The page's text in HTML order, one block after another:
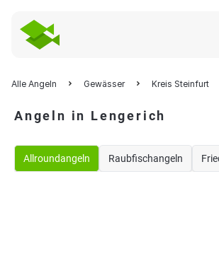
Alle Angeln Gewässer Kreis Steinfurt
Angeln in Lengerich
Allroundangeln Raubfischangeln